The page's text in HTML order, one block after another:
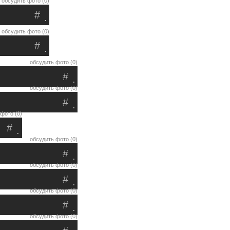
.
#
обсудить фото (0)
.
#
обсудить фото (0)
.
#
обсудить фото (0)
.
#
(0)
.
#
обсудить фото (0)
.
#
обсудить фото (0)
.
#
обсудить фото (0)
.
#
обсудить фото (0)